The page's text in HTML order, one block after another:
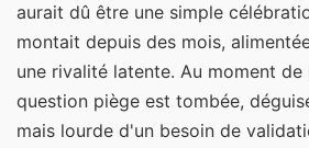
aurait dû être une simple
montait depuis des mois,
une rivalité latente. Au moment
question piège est tombée,
mais lourde d'un besoin de